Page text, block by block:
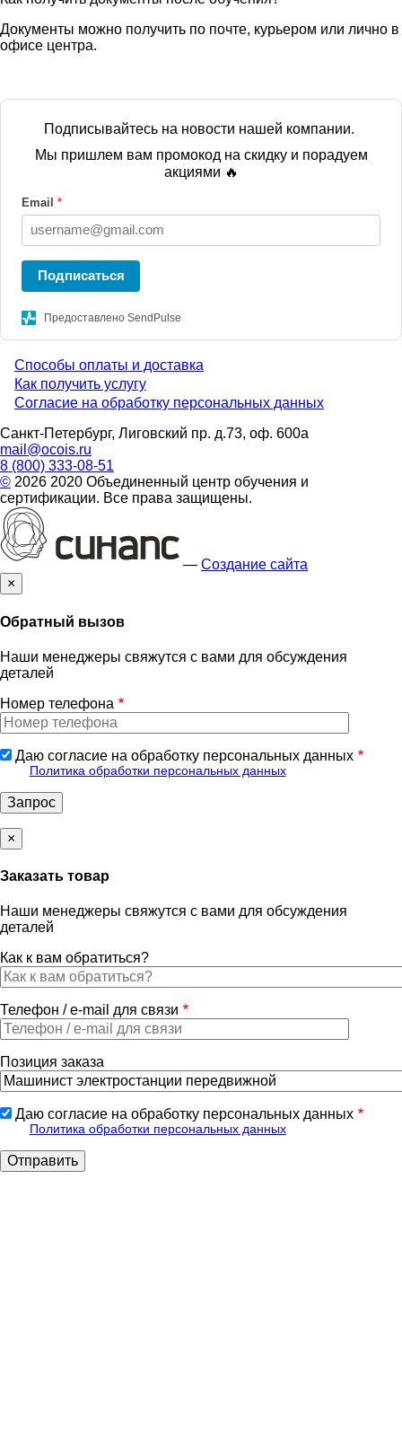
Документы можно получить по почте, курьером или лично в
офисе центра.
Подписывайтесь на новости нашей компании.
Мы пришлем вам промокод на скидку и порадуем
акциями 🔥
Email *
Подписаться
Предоставлено SendPulse
Menu
footer
Способы оплаты и доставка
Как получить услугу
Согласие на обработку персональных данных
Санкт-Петербург, Лиговский пр. д.73, оф. 600а
mail@ocois.ru
8 (800) 333-08-51
© 2026 2020 Объединенный центр обучения и
сертификации. Все права защищены.
— Создание сайта
×
Обратный вызов
Наши менеджеры свяжутся с вами для обсуждения
деталей
Номер телефона
Даю согласие на обработку персональных данных
Политика обработки персональных данных
×
Заказать товар
Наши менеджеры свяжутся с вами для обсуждения
деталей
Как к вам обратиться?
Телефон / e-mail для связи
Позиция заказа
Даю согласие на обработку персональных данных
Политика обработки персональных данных